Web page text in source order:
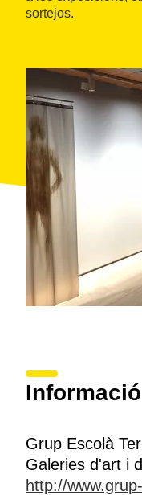
sortejos.
Grup Escolà
Galeries d'art i
http://